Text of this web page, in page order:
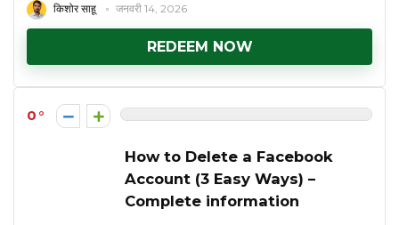
किशोर साहू
जनवरी 14, 2026
REDEEM NOW
0
How to Delete a Facebook
Account (3 Easy Ways) –
Complete information